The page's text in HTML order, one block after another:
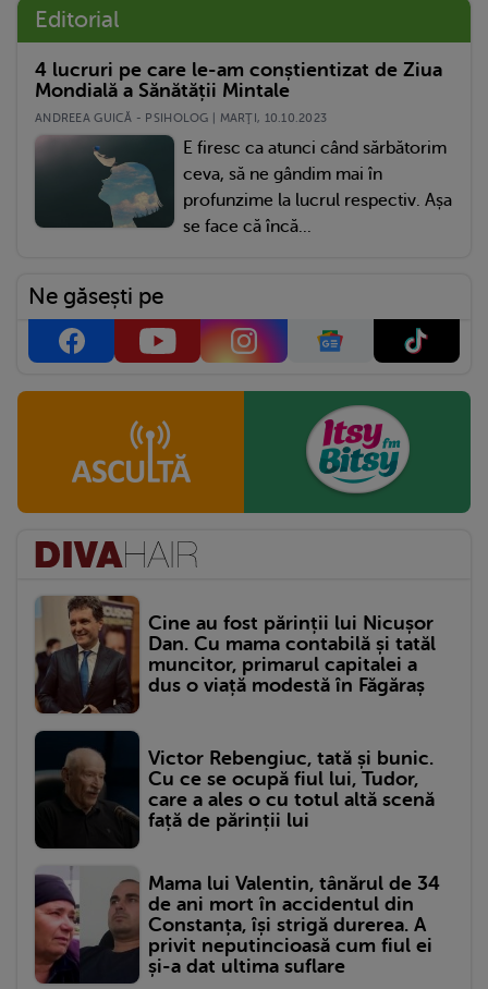
Editorial
4 lucruri pe care le-am conștientizat de Ziua
Mondială a Sănătății Mintale
ANDREEA GUICĂ - PSIHOLOG | MARŢI, 10.10.2023
E firesc ca atunci când sărbătorim
ceva, să ne gândim mai în
profunzime la lucrul respectiv. Așa
se face că încă...
Ne găsești pe
Cine au fost părinții lui Nicușor
Dan. Cu mama contabilă și tatăl
muncitor, primarul capitalei a
dus o viață modestă în Făgăraș
Victor Rebengiuc, tată și bunic.
Cu ce se ocupă fiul lui, Tudor,
care a ales o cu totul altă scenă
față de părinții lui
Mama lui Valentin, tânărul de 34
de ani mort în accidentul din
Constanța, își strigă durerea. A
privit neputincioasă cum fiul ei
și-a dat ultima suflare